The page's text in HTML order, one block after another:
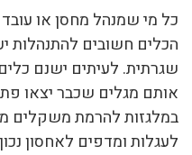
כל מי שמנהל מחסן או עובד
הכלים חשובים להתנהלות
שגרתית. לעיתים ישנם
אותם מגלים שכבר יצאו
במלגזות להרמת משקלים
לעגלות ומדפים לאחסון